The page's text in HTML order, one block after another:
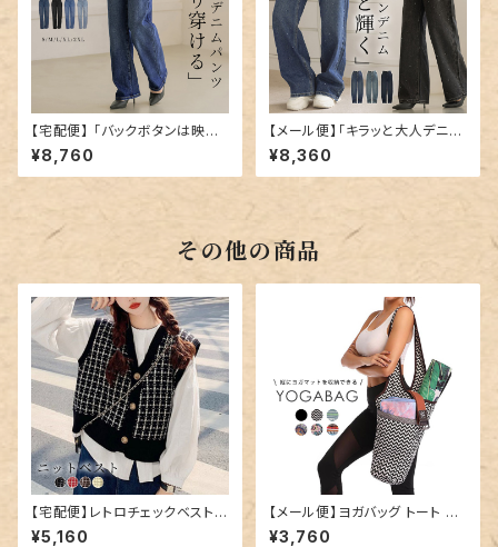
【宅配便】 「バックボタンは映え
にも」デニム パンツ ストレート
レディース ／pants654
¥8,760
【メール便】「キラッと大人デニ
ム」デニム パンツ ワイド ストレ
ート レディース／pants662
¥8,360
その他の商品
【宅配便】レトロチェックベスト／
tops1532
¥5,160
【メール便】ヨガバッグ トート ヨ
ガマット 縦型 ケース／bag286
¥3,760